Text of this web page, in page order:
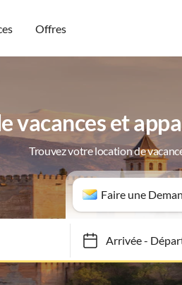
Offres
vacances et
Trouvez votre location de
Faire une
Arrivée-Départ